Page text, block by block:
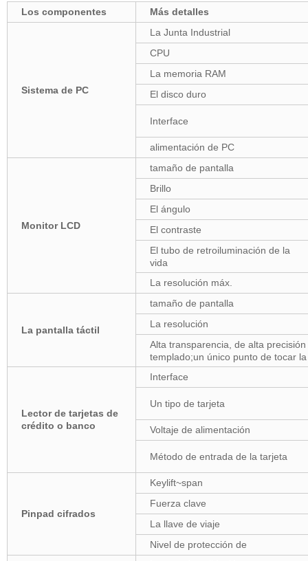
Los componentes Más detalles
Sistema de PC
La Junta Industrial
CPU
La memoria RAM
El disco duro
Interface
alimentación de PC
Monitor LCD
tamaño de pantalla
Brillo
El ángulo
El contraste
El tubo de retroiluminación de la
vida
La resolución máx.
La pantalla táctil
tamaño de pantalla
La resolución
Alta transparencia, de alta
templado;un único punto de tocar
Lector de tarjetas de
crédito o banco
Interface
Un tipo de tarjeta
Voltaje de alimentación
Método de entrada de la tarjeta
Pinpad cifrados
Keylift~span
Fuerza clave
La llave de viaje
Nivel de protección de